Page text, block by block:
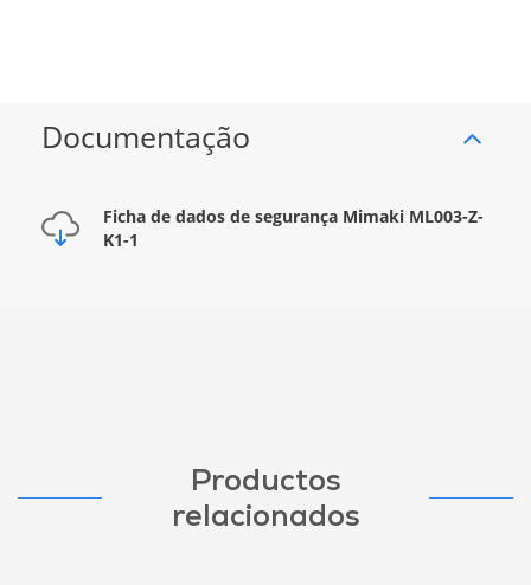
Documentação
Ficha de dados de segurança Mimaki ML003-Z-
K1-1
Productos
relacionados